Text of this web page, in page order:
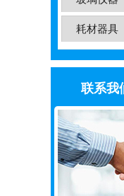
耗材器具
联系我